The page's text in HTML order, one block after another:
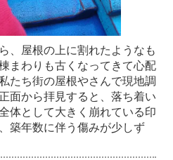
、屋根の上に割れたようなも
まわりも古くなってきて心配
たち街の屋根やさんで現地調
面から拝見すると、落ち着い
体として大きく崩れている印
築年数に伴う傷みが少しず